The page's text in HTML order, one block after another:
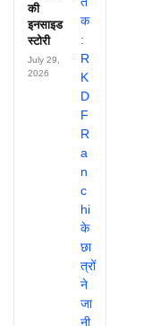
की
इनसाइड
स्टोरी
July 29,
2026